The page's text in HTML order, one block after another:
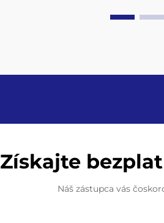
plnenie plechoviek –
Získajte
Náš zástupca vás